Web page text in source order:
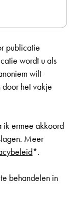
publicatie
wordt u als
wilt
door het vakje
ik ermee akkoord
Meer
*.
behandelen in